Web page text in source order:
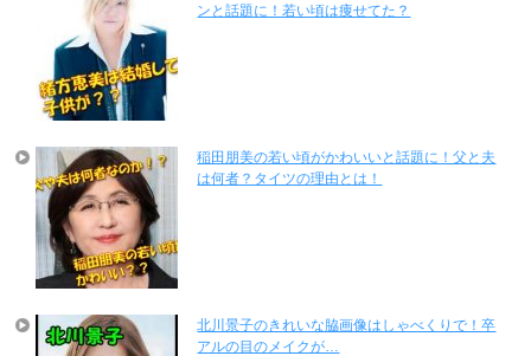
ンと話題に！若い頃は痩せてた？
稲田朋美の若い頃がかわいいと話題に！父と夫
は何者？タイツの理由とは！
北川景子のきれいな脇画像はしゃべくりで！卒
アルの目のメイクが…